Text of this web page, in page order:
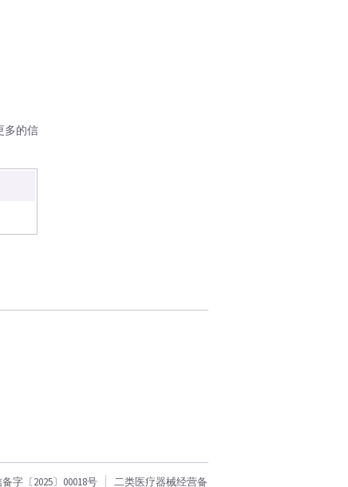
多的信
字〔2025〕00018号 二类医疗器械经营备